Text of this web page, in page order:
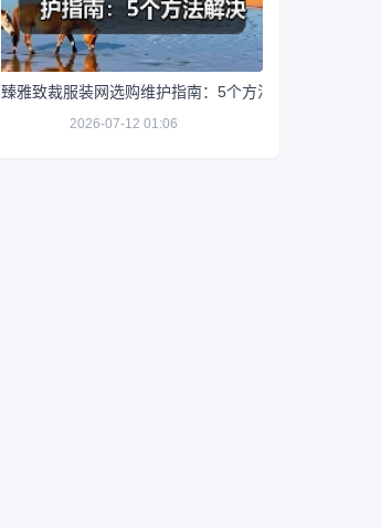
臻雅致裁服装网选购维护指南：5个方法解决网购踩坑
2026-07-12 01:06